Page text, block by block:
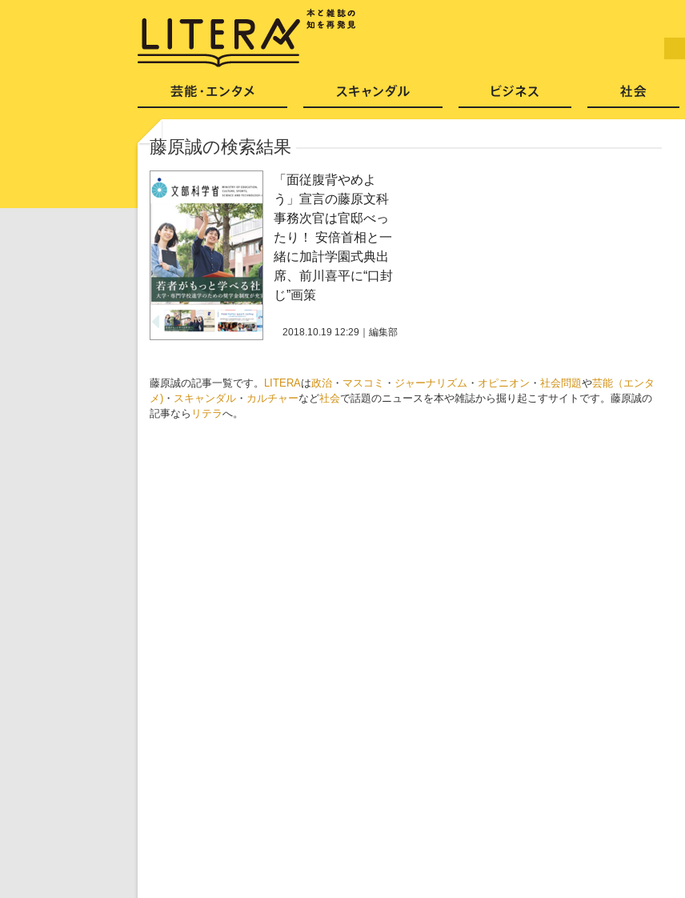
藤原誠の検索結果
「面従腹背やめよ
う」宣言の藤原文科
事務次官は官邸べっ
たり！ 安倍首相と一
緒に加計学園式典出
席、前川喜平に“口封
じ”画策
2018.10.19 12:29 編集部
藤原誠の記事一覧です。 LITERAは政治 ・ マスコミ ・ ジャーナリズム ・ オピニオン ・ 社会問題や芸能（エンタ
メ) ・ スキャンダル ・ カルチャーなど社会で話題のニュースを本や雑誌から掘り起こすサイトです。藤原誠の
記事なら リテラへ。
芸能・エンタメ スキャンダル